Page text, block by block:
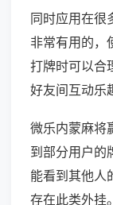
同时应用在很
非常有用的，
打牌时可以合
好友间互动乐
微乐内蒙麻将
到部分用户的
能看到其他人
存在此类外挂